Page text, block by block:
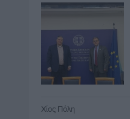
Χίος Πόλη